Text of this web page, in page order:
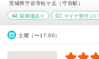
茨城県守谷市松ケ丘（守谷駅）
駐車場あり マイナ受付(ス
土曜（〜17:00）